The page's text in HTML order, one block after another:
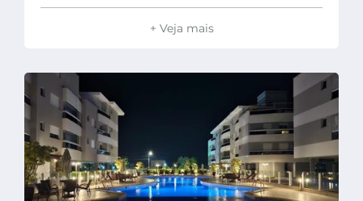
+ Veja mais